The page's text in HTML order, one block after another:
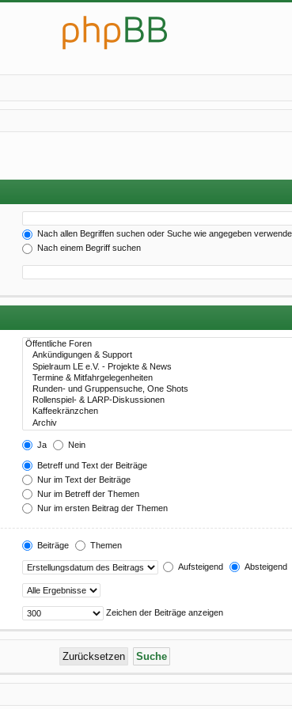
Nach allen Begriffen suchen oder Suche wie angegeben
Nach einem Begriff suchen
Ja Nein
Betreff und Text der Beiträge
Nur im Text der Beiträge
Nur im Betreff der Themen
Nur im ersten Beitrag der Themen
Beiträge Themen
Aufsteigend Absteigend
Zeichen der Beiträge anzeigen